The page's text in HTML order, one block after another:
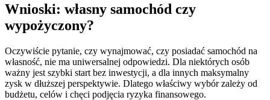
Wnioski: własny samochód czy
wypożyczony?
Oczywiście pytanie, czy wynajmować, czy posiadać samochód na
własność, nie ma uniwersalnej odpowiedzi. Dla niektórych osób
ważny jest szybki start bez inwestycji, a dla innych maksymalny
zysk w dłuższej perspektywie. Dlatego właściwy wybór zależy od
budżetu, celów i chęci podjęcia ryzyka finansowego.